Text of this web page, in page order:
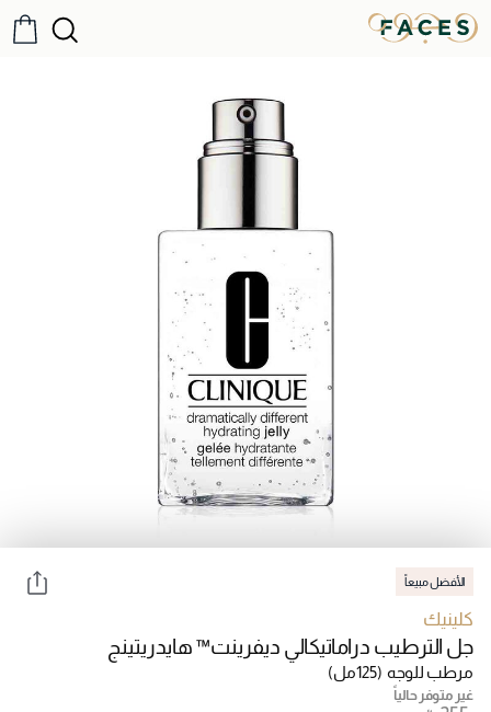
الأفضل مبيعاً
كلينيك
جل الترطيب دراماتيكالي ديفرينت™ هايدريتينج
مرطب للوجه (125مل)
غير متوفر حالياً